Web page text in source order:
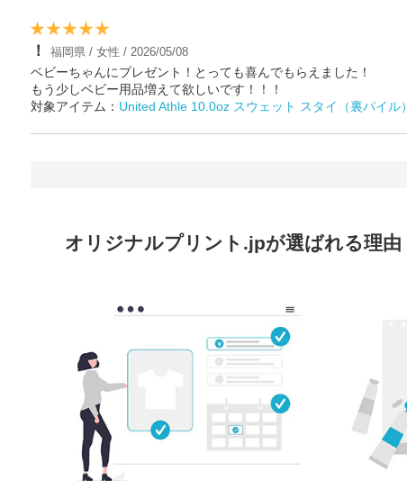
！ 福岡県 / 女性 / 2026/05/08
ベビーちゃんにプレゼント！とっても喜んでもらえました！
もう少しベビー用品増えて欲しいです！！！
対象アイテム： United Athle 10.0oz スウェット スタイ（裏パイル）
オリジナルプリント.jpが選ばれる理由